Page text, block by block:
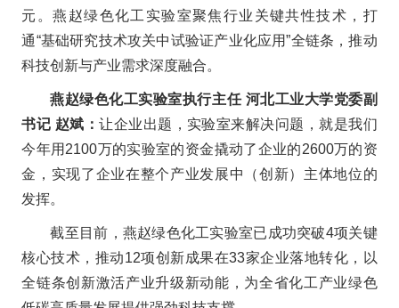
元。燕赵绿色化工实验室聚焦行业关键共性技术，打
通“基础研究技术攻关中试验证产业化应用”全链条，推动
科技创新与产业需求深度融合。
燕赵绿色化工实验室执行主任 河北工业大学党委副
书记 赵斌：让企业出题，实验室来解决问题，就是我们
今年用2100万的实验室的资金撬动了企业的2600万的资
金，实现了企业在整个产业发展中（创新）主体地位的
发挥。
截至目前，燕赵绿色化工实验室已成功突破4项关键
核心技术，推动12项创新成果在33家企业落地转化，以
全链条创新激活产业升级新动能，为全省化工产业绿色